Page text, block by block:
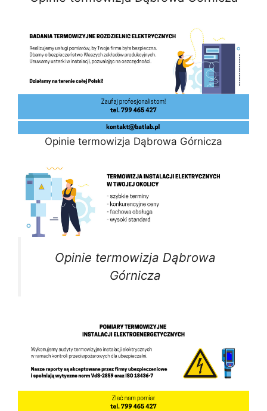
Opinie termowizja Dąbrowa Górnicza
Opinie termowizja Dąbrowa
Górnicza